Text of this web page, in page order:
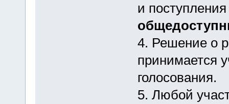
и
4. Решение о
принимается
голосования.
5. Любой